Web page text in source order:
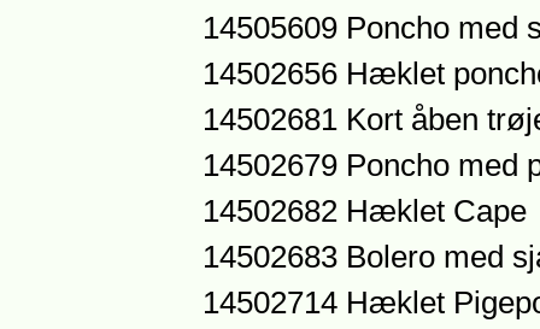
14505609 Poncho med
14502656 Hæklet
14502681 Kort åben
14502679 Poncho med
14502682 Hæklet Cape
14502683 Bolero med
14502714 Hæklet